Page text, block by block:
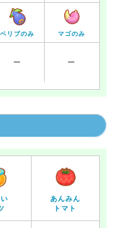
ベリブのみ マゴのみ
ー ー
あんみん
トマト